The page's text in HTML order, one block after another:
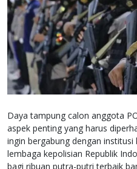
Daya tampung calon anggota
aspek penting yang harus
ingin bergabung dengan institusi
lembaga kepolisian Republik
bagi ribuan putra-putri terbaik